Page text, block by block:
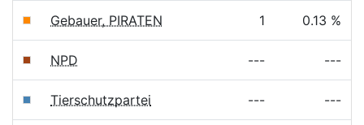
Gebauer, PIRATEN 1 0.13 %
NPD --- ---
Tierschutzpartei --- ---